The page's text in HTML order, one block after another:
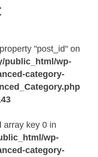
"post_id" on
public_html/wp-
category-
array key 0 in
wp-
category-